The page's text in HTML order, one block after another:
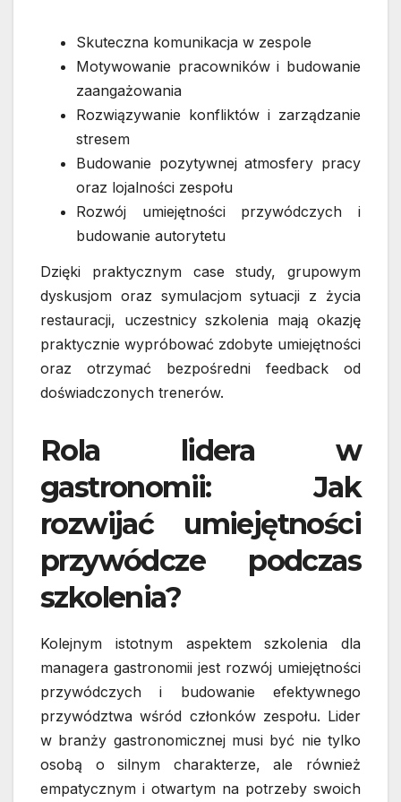
Skuteczna komunikacja w zespole
Motywowanie pracowników i budowanie
zaangażowania
Rozwiązywanie konfliktów i zarządzanie
stresem
Budowanie pozytywnej atmosfery pracy
oraz lojalności zespołu
Rozwój umiejętności przywódczych i
budowanie autorytetu
Dzięki praktycznym case study, grupowym
dyskusjom oraz symulacjom sytuacji z życia
restauracji, uczestnicy szkolenia mają okazję
praktycznie wypróbować zdobyte umiejętności
oraz otrzymać bezpośredni feedback od
doświadczonych trenerów.
Rola lidera w
gastronomii: Jak
rozwijać umiejętności
przywódcze podczas
szkolenia?
Kolejnym istotnym aspektem szkolenia dla
managera gastronomii jest rozwój umiejętności
przywódczych i budowanie efektywnego
przywództwa wśród członków zespołu. Lider
w branży gastronomicznej musi być nie tylko
osobą o silnym charakterze, ale również
empatycznym i otwartym na potrzeby swoich